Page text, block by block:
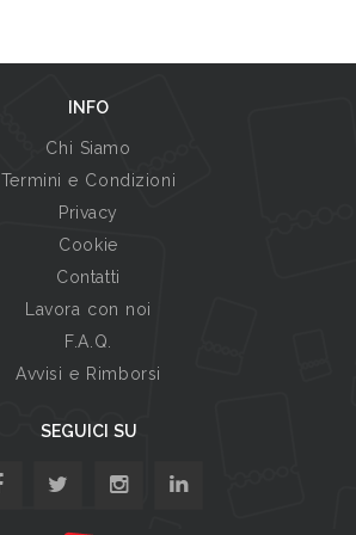
INFO
Chi Siamo
Termini e Condizioni
Privacy
Cookie
Contatti
Lavora con noi
F.A.Q.
Avvisi e Rimborsi
SEGUICI SU